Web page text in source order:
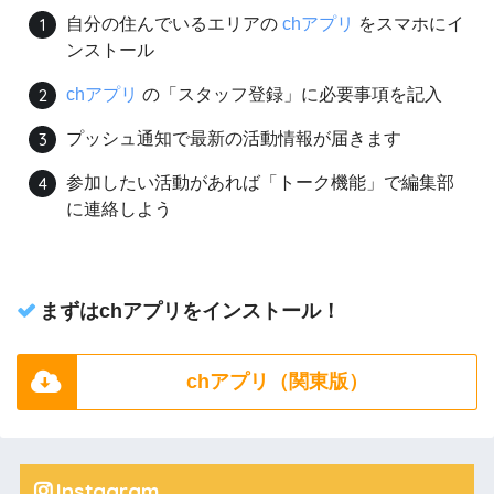
自分の住んでいるエリアのchアプリ をスマホにイ
ンストール
chアプリ の「スタッフ登録」に必要事項を記入
プッシュ通知で最新の活動情報が届きます
参加したい活動があれば「トーク機能」で編集部
に連絡しよう
まずはchアプリをインストール！
chアプリ（関東版）